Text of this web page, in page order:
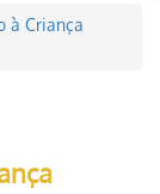
à Criança